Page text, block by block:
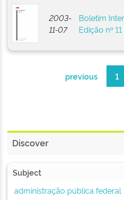
2003-
11-07
Boletim
Edição nº 11
previous 1
Discover
Subject
administração pública federal